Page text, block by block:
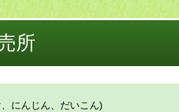
所
にんじん、だいこん)